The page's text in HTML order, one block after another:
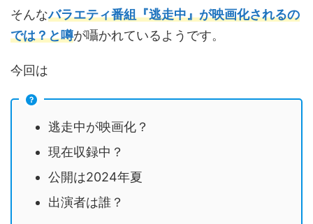
そんなバラエティ番組『逃走中』が映画化されるの
では？と噂が囁かれているようです。
今回は
逃走中が映画化？
現在収録中？
公開は2024年夏
出演者は誰？